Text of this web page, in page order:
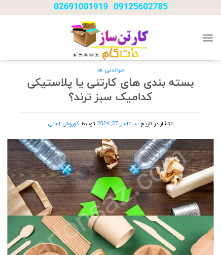
to
09125602785
-
02691001919
خواندنی ها
بسته بندی های کارتنی یا پلاستیکی
کدامیک سبز ترند؟
انتشار در تاریخسپتامبر 27, 2024 توسطکوروش امانی